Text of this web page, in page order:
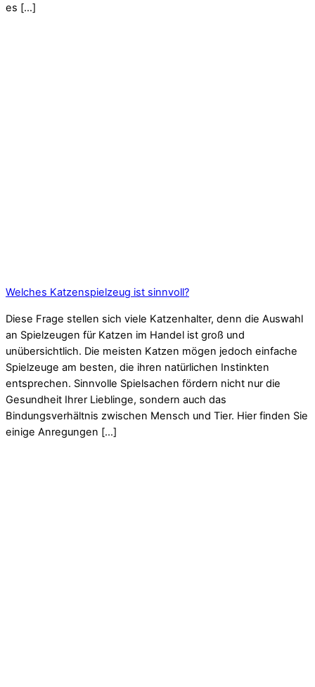
es […]
Welches Katzenspielzeug ist sinnvoll?
Diese Frage stellen sich viele Katzenhalter, denn die Auswahl
an Spielzeugen für Katzen im Handel ist groß und
unübersichtlich. Die meisten Katzen mögen jedoch einfache
Spielzeuge am besten, die ihren natürlichen Instinkten
entsprechen. Sinnvolle Spielsachen fördern nicht nur die
Gesundheit Ihrer Lieblinge, sondern auch das
Bindungsverhältnis zwischen Mensch und Tier. Hier finden Sie
einige Anregungen […]